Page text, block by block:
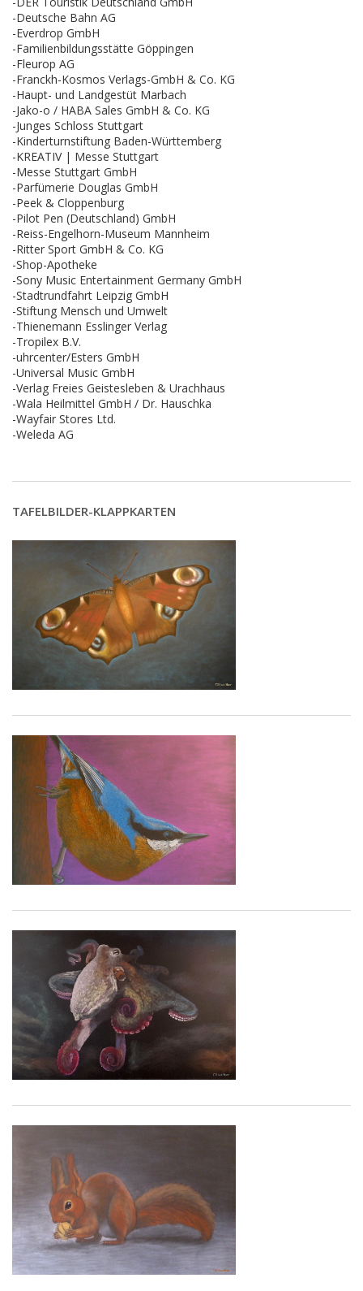
-Deutsche Bahn AG
-Everdrop GmbH
-Familienbildungsstätte Göppingen
-Fleurop AG
-Franckh-Kosmos Verlags-GmbH & Co. KG
-Haupt- und Landgestüt Marbach
-Jako-o / HABA Sales GmbH & Co. KG
-Junges Schloss Stuttgart
-Kinderturnstiftung Baden-Württemberg
-KREATIV | Messe Stuttgart
-Messe Stuttgart GmbH
-Parfümerie Douglas GmbH
-Peek & Cloppenburg
-Pilot Pen (Deutschland) GmbH
-Reiss-Engelhorn-Museum Mannheim
-Ritter Sport GmbH & Co. KG
-Shop-Apotheke
-Sony Music Entertainment Germany GmbH
-Stadtrundfahrt Leipzig GmbH
-Stiftung Mensch und Umwelt
-Thienemann Esslinger Verlag
-Tropilex B.V.
-uhrcenter/Esters GmbH
-Universal Music GmbH
-Verlag Freies Geistesleben & Urachhaus
-Wala Heilmittel GmbH / Dr. Hauschka
-Wayfair Stores Ltd.
-Weleda AG
TAFELBILDER-KLAPPKARTEN